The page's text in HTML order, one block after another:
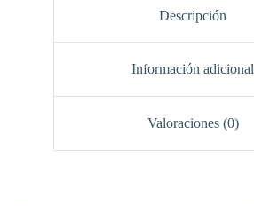
Descripción
Información adicional
Valoraciones (0)